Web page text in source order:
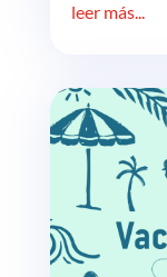
leer más...